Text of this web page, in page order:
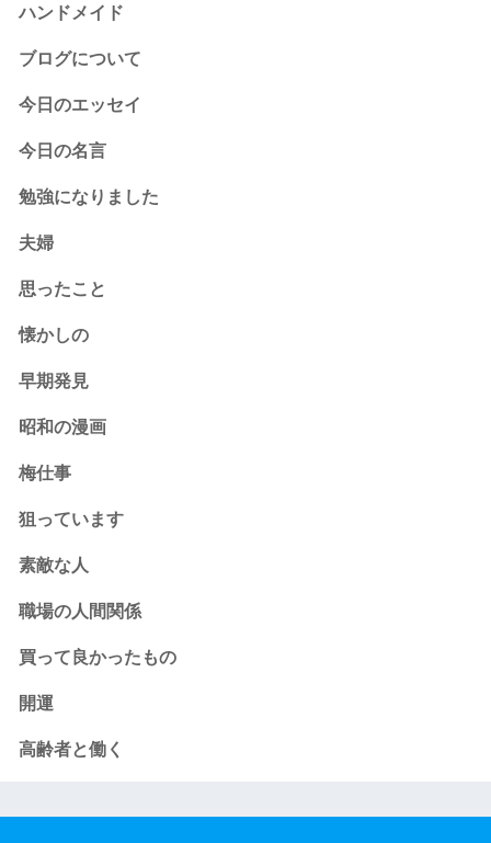
ハンドメイド
ブログについて
今日のエッセイ
今日の名言
勉強になりました
夫婦
思ったこと
懐かしの
早期発見
昭和の漫画
梅仕事
狙っています
素敵な人
職場の人間関係
買って良かったもの
開運
高齢者と働く